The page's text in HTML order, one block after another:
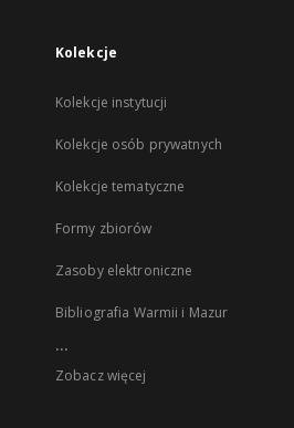
Kolekcje
Kolekcje instytucji
Kolekcje osób prywatnych
Kolekcje tematyczne
Formy zbiorów
Zasoby elektroniczne
Bibliografia Warmii i Mazur
...
Zobacz więcej